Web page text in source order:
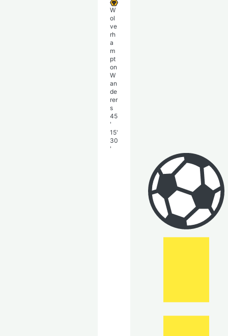
W
ol
ve
rh
a
m
pt
on
W
an
de
rer
s
45
'
15'
30
'